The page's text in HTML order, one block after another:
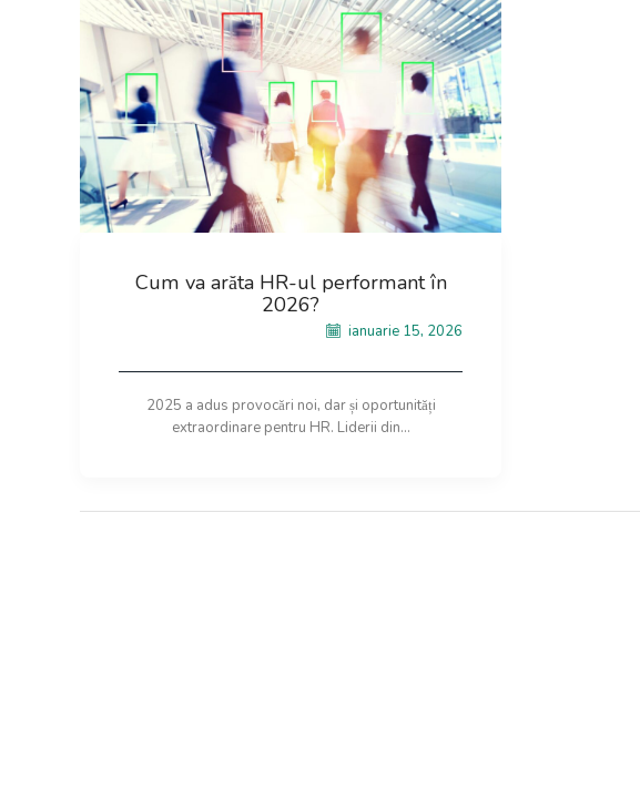
Cum va arăta HR-ul performant în
2026?
ianuarie 15, 2026
2025 a adus provocări noi, dar și oportunități
extraordinare pentru HR. Liderii din...